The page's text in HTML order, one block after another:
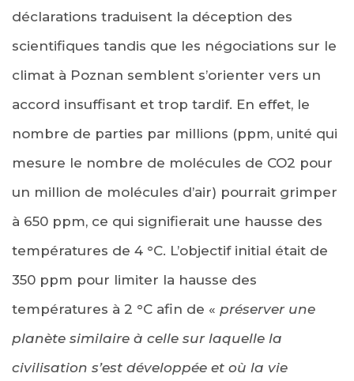
déclarations traduisent la déception des
scientifiques tandis que les négociations sur le
climat à Poznan semblent s’orienter vers un
accord insuffisant et trop tardif. En effet, le
nombre de parties par millions (ppm, unité qui
mesure le nombre de molécules de CO2 pour
un million de molécules d’air) pourrait grimper
à 650 ppm, ce qui signifierait une hausse des
températures de 4 °C. L’objectif initial était de
350 ppm pour limiter la hausse des
températures à 2 °C afin de « préserver une
planète similaire à celle sur laquelle la
civilisation s’est développée et où la vie